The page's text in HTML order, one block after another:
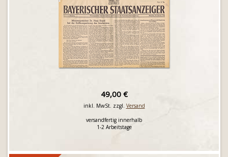
49,00 €
inkl. MwSt. zzgl. Versand
versandfertig innerhalb
1-2 Arbeitstage